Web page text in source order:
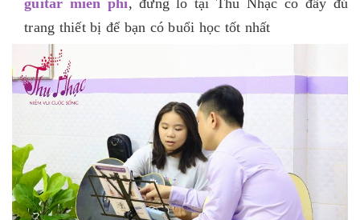
guitar miễn phí, đừng lo tại Thu Nhạc có đầy đủ
trang thiết bị để bạn có buổi học tốt nhất